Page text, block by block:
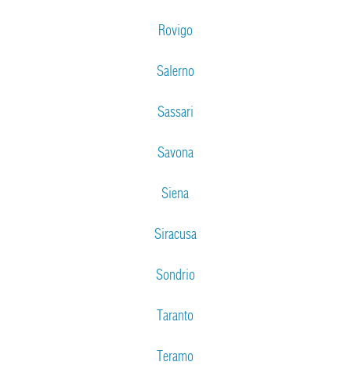
Rovigo
Salerno
Sassari
Savona
Siena
Siracusa
Sondrio
Taranto
Teramo